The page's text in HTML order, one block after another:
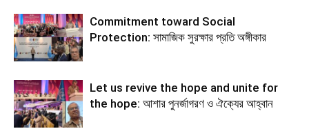
Commitment toward Social
Protection: সামাজিক সুরক্ষার প্রতি অঙ্গীকার
Let us revive the hope and unite for
the hope: আশার পুনর্জাগরণ ও ঐক্যের আহ্বান